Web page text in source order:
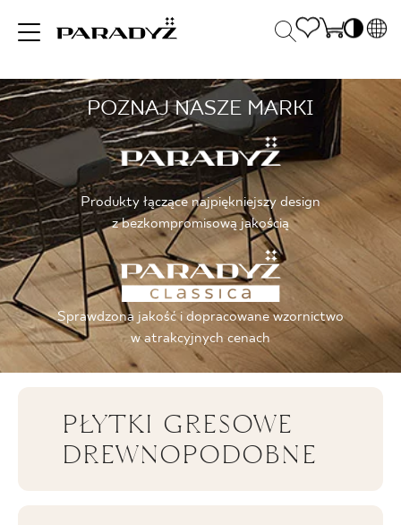
EN
SK
DE
UK
RU
INSPIRACJE
PRODUKTY
KOLEKCJE
DLA BIZNESU
BLOG
Produkty łączące najpiękniejszy design
z bezkompromisową jakością
POZNAJ NASZE MARKI
Sprawdzona jakość i dopracowane wzornictwo
w atrakcyjnych cenach
PŁYTKI GRESOWE
DREWNOPODOBNE